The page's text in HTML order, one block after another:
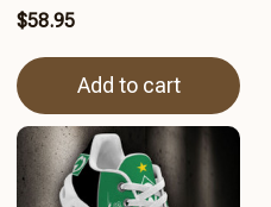
$58.95
Add to cart